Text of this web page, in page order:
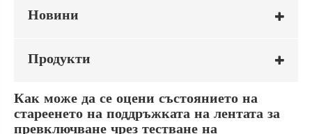
Новини
Продукти
Как може да се оцени състоянието на
стареенето на поддръжката на лентата за
превключване чрез тестване на